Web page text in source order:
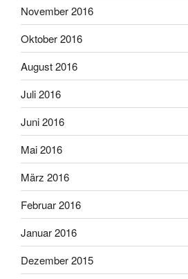
November 2016
Oktober 2016
August 2016
Juli 2016
Juni 2016
Mai 2016
März 2016
Februar 2016
Januar 2016
Dezember 2015